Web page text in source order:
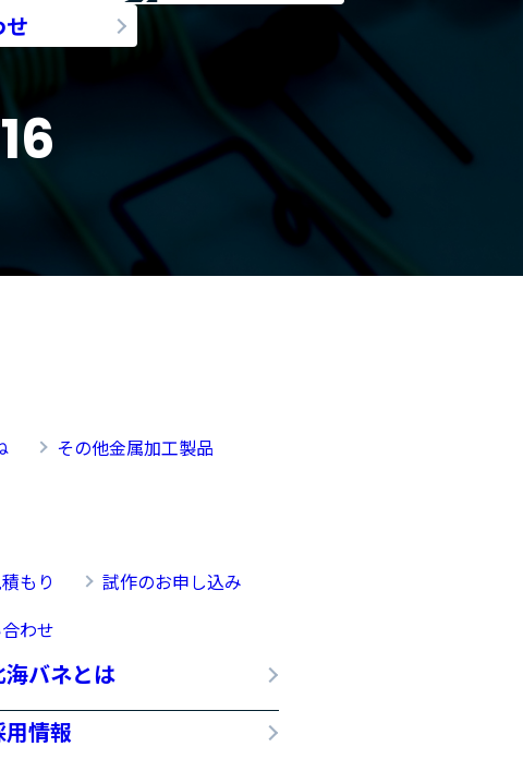
その他金属加工製品
もり
試作のお申し込み
わせ
海バネとは
用情報